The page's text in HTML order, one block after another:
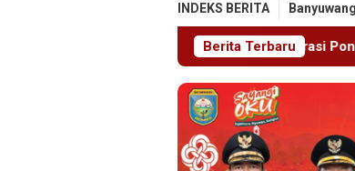
INDEKS BERITA
Berita Terbaru
Imigrasi Ponorogo Deportasi Satu